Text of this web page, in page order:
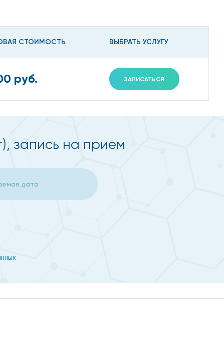
АСТ (аспарагиновая трансаминаза), ГГТП
СТОИМОСТЬ ВЫБРАТЬ УСЛУГУ
руб. ЗАПИСАТЬСЯ
запись на прием